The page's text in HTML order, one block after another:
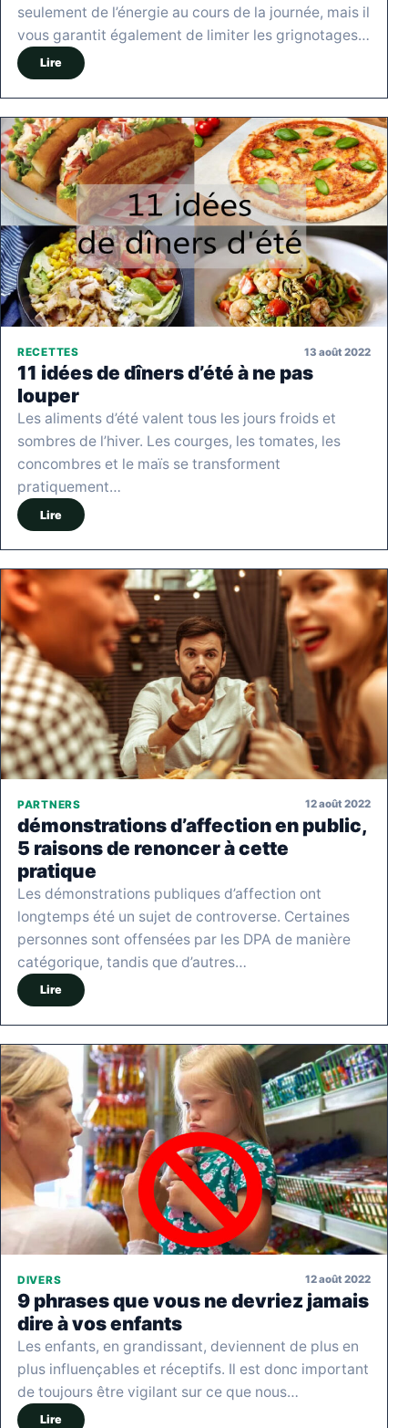
seulement de l’énergie au cours de la journée, mais il
vous garantit également de limiter les grignotages…
Lire
RECETTES 13 août 2022
11 idées de dîners d’été à ne pas
louper
Les aliments d’été valent tous les jours froids et
sombres de l’hiver. Les courges, les tomates, les
concombres et le maïs se transforment
pratiquement…
Lire
PARTNERS 12 août 2022
démonstrations d’affection en public,
5 raisons de renoncer à cette
pratique
Les démonstrations publiques d’affection ont
longtemps été un sujet de controverse. Certaines
personnes sont offensées par les DPA de manière
catégorique, tandis que d’autres…
Lire
DIVERS 12 août 2022
9 phrases que vous ne devriez jamais
dire à vos enfants
Les enfants, en grandissant, deviennent de plus en
plus influençables et réceptifs. Il est donc important
de toujours être vigilant sur ce que nous…
Lire